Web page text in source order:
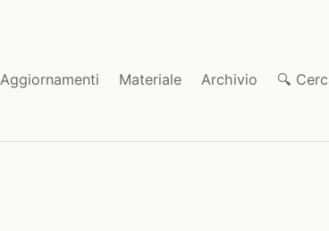
Aggiornamenti Materiale Archivio
🔍